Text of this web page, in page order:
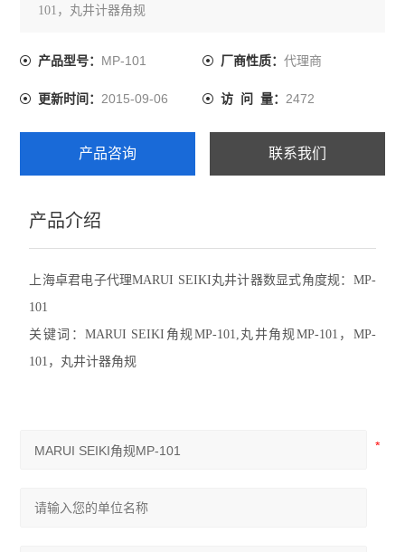
瑞士TETKO
横河YOKOGAWA
赛发SEFAR
新宝SHIMPO
101，丸井计器角规
产品型号： MP-101 厂商性质： 代理商
更新时间：2015-09-06 访 问 量： 2472
产品咨询 联系我们
产品介绍
上海卓君电子代理MARUI SEIKI丸井计器数显式角度规：MP-
101
关键词：MARUI SEIKI角规MP-101,丸井角规MP-101，MP-
101，丸井计器角规